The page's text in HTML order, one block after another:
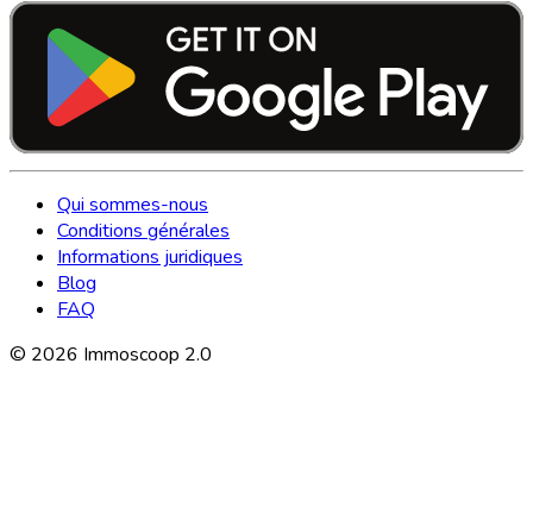
Qui sommes-nous
Conditions générales
Informations juridiques
Blog
FAQ
© 2026 Immoscoop 2.0